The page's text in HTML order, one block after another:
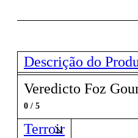
Descrição do
Veredicto Foz
0 / 5
Terroir